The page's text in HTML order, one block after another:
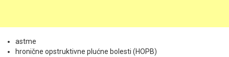
astme
hronične opstruktivne plućne bolesti (HOPB)